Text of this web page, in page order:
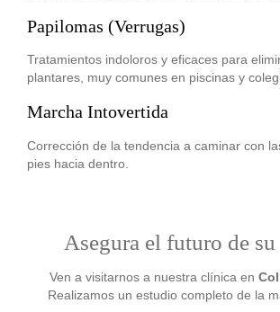
Papilomas (Verrugas)
Tratamientos indoloros y eficaces para
plantares, muy comunes en piscinas y
Marcha Intovertida
Corrección de la tendencia a caminar con
pies hacia dentro.
Asegura el futuro de su
Ven a visitarnos a nuestra clínica en
Realizamos un estudio completo de la